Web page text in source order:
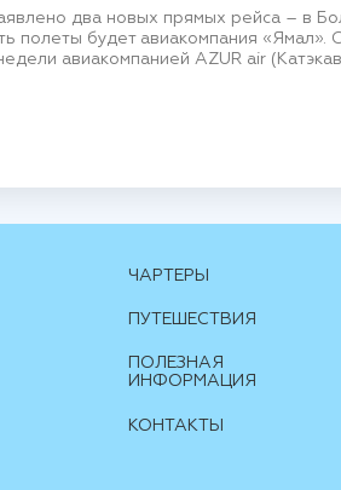
два новых прямых рейса – в
полеты будет авиакомпания «Ямал».
авиакомпанией AZUR air
ЧАРТЕРЫ
ПУТЕШЕСТВИЯ
ПОЛЕЗНАЯ
ИНФОРМАЦИЯ
КОНТАКТЫ